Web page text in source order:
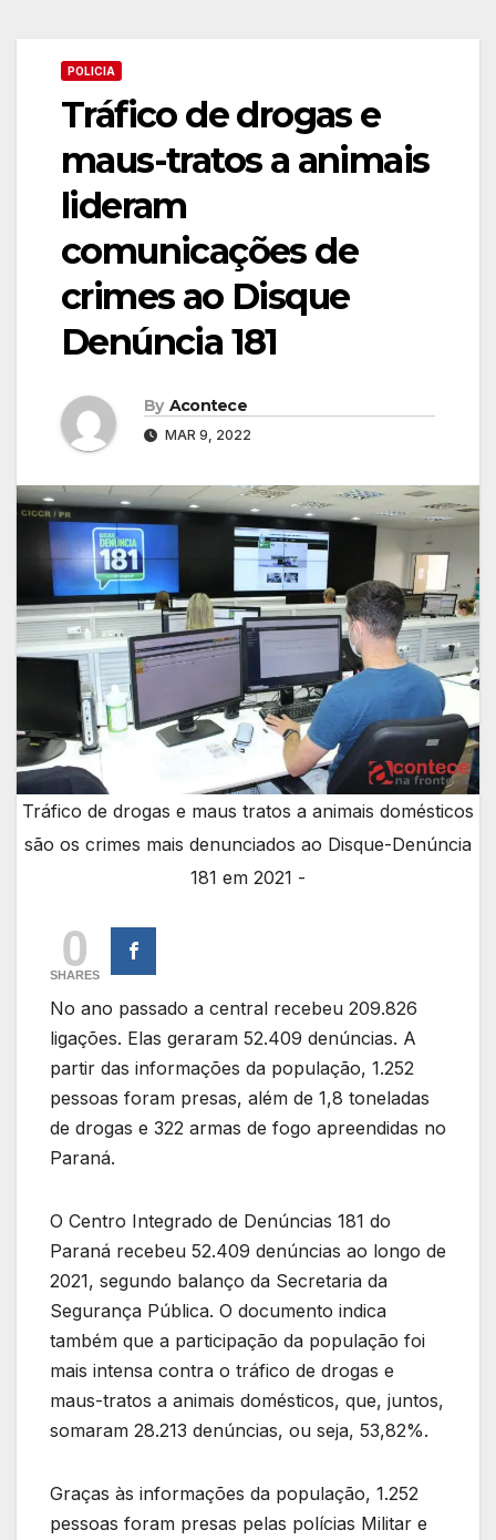
POLICIA
Tráfico de drogas e
maus-tratos a animais
lideram
comunicações de
crimes ao Disque
Denúncia 181
By Acontece
MAR 9, 2022
Tráfico de drogas e maus tratos a animais domésticos
são os crimes mais denunciados ao Disque-Denúncia
181 em 2021 -
0
SHARES
No ano passado a central recebeu 209.826
ligações. Elas geraram 52.409 denúncias. A
partir das informações da população, 1.252
pessoas foram presas, além de 1,8 toneladas
de drogas e 322 armas de fogo apreendidas no
Paraná.
O Centro Integrado de Denúncias 181 do
Paraná recebeu 52.409 denúncias ao longo de
2021, segundo balanço da Secretaria da
Segurança Pública. O documento indica
também que a participação da população foi
mais intensa contra o tráfico de drogas e
maus-tratos a animais domésticos, que, juntos,
somaram 28.213 denúncias, ou seja, 53,82%.
Graças às informações da população, 1.252
pessoas foram presas pelas polícias Militar e